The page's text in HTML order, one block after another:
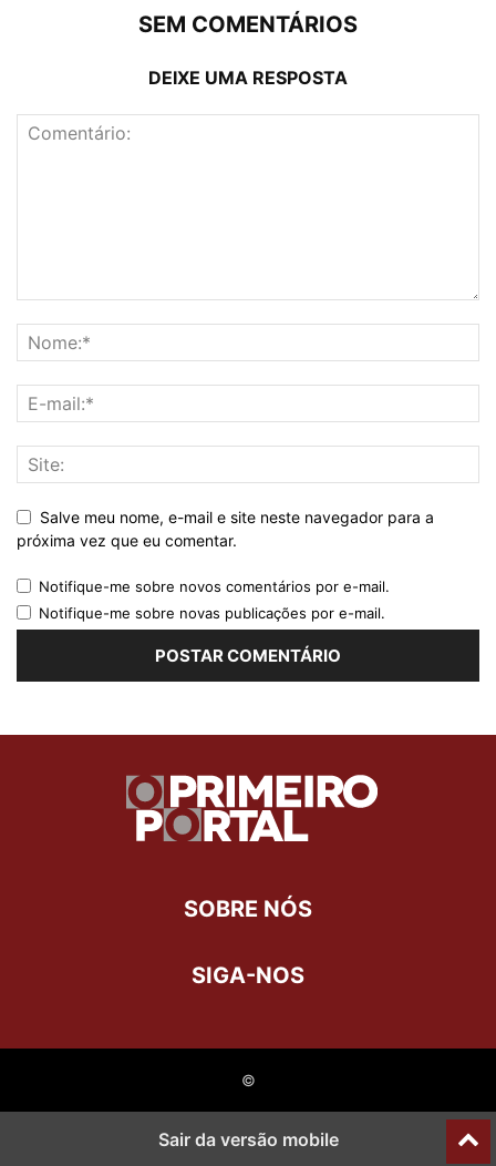
SEM COMENTÁRIOS
DEIXE UMA RESPOSTA
Salve meu nome, e-mail e site neste navegador para a
próxima vez que eu comentar.
Notifique-me sobre novos comentários por e-mail.
Notifique-me sobre novas publicações por e-mail.
SOBRE NÓS
SIGA-NOS
©
Sair da versão mobile